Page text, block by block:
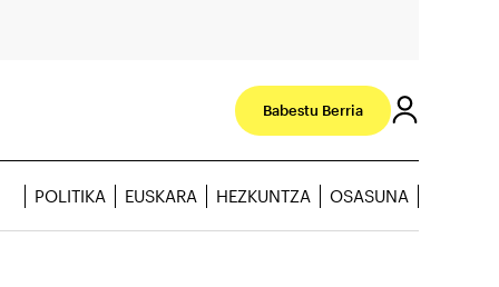
Babestu Berria
POLITIKA EUSKARA HEZKUNTZA OSASUNA